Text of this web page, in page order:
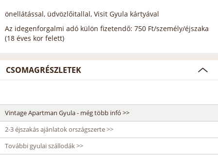
önellátással, üdvözlőitallal, Visit Gyula kártyával
Az idegenforgalmi adó külön fizetendő: 750 Ft/személy/éjszaka
(18 éves kor felett)
CSOMAGRÉSZLETEK
Vintage Apartman Gyula - még több infó >>
2-3 éjszakás ajánlatok országszerte >>
További gyulai szállodák >>